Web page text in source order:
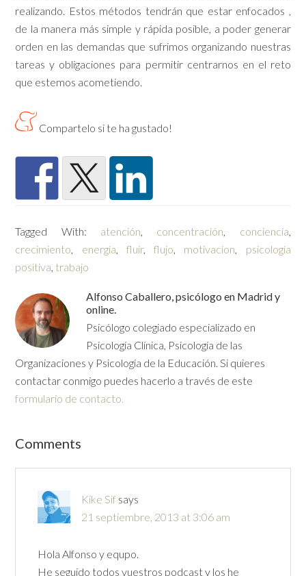
realizando. Estos métodos tendrán que estar enfocados ,
de la manera más simple y rápida posible, a poder generar
orden en las demandas que sufrimos organizando nuestras
tareas y obligaciones para permitir centrarnos en el reto
que estemos acometiendo.
Compartelo si te ha gustado!
Tagged With: atención, concentración, conciencia,
crecimiento, energía, fluir,flujo, motivacion, psicología
positiva, trabajo
Alfonso Caballero, psicólogo en Madrid y
online.
Psicólogo colegiado especializado en
Psicología Clínica, Psicología de las
Organizaciones y Psicología de la Educación. Si quieres
contactar conmigo puedes hacerlo a través de este
formulario de contacto.
Comments
Kike Sif says
21 septiembre, 2013 at 3:06 am
Hola Alfonso y equpo.
He seguido todos vuestros podcast y los he